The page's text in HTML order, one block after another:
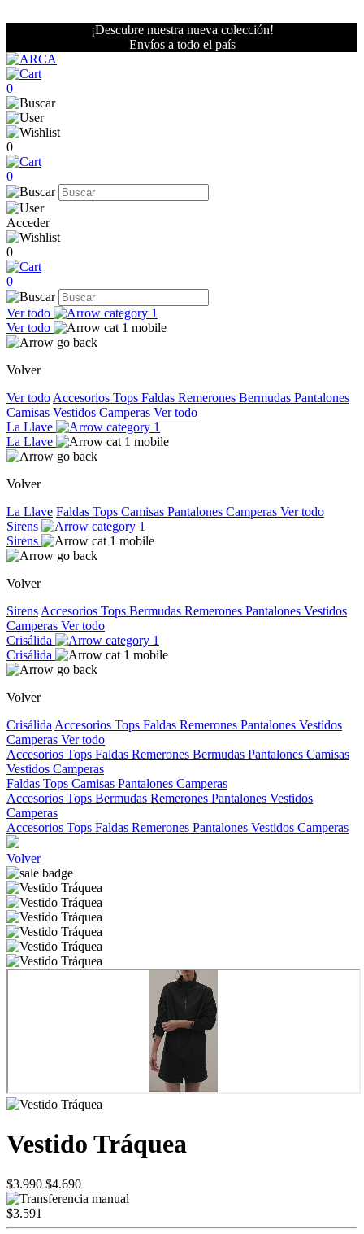
¡Descubre nuestra nueva colección!
Envíos a todo el país
0
0
0
Acceder
0
0
Ver todo
Ver todo
Volver
Ver todo Accesorios Tops Faldas Remerones Bermudas Pantalones
Camisas Vestidos Camperas Ver todo
La Llave
La Llave
Volver
La Llave Faldas Tops Camisas Pantalones Camperas Ver todo
Sirens
Sirens
Volver
Sirens Accesorios Tops Bermudas Remerones Pantalones Vestidos
Camperas Ver todo
Crisálida
Crisálida
Volver
Crisálida Accesorios Tops Faldas Remerones Pantalones Vestidos
Camperas Ver todo
Accesorios Tops Faldas Remerones Bermudas Pantalones Camisas
Vestidos Camperas
Faldas Tops Camisas Pantalones Camperas
Accesorios Tops Bermudas Remerones Pantalones Vestidos
Camperas
Accesorios Tops Faldas Remerones Pantalones Vestidos Camperas
Volver
Vestido Tráquea
$3.990 $4.690
$3.591